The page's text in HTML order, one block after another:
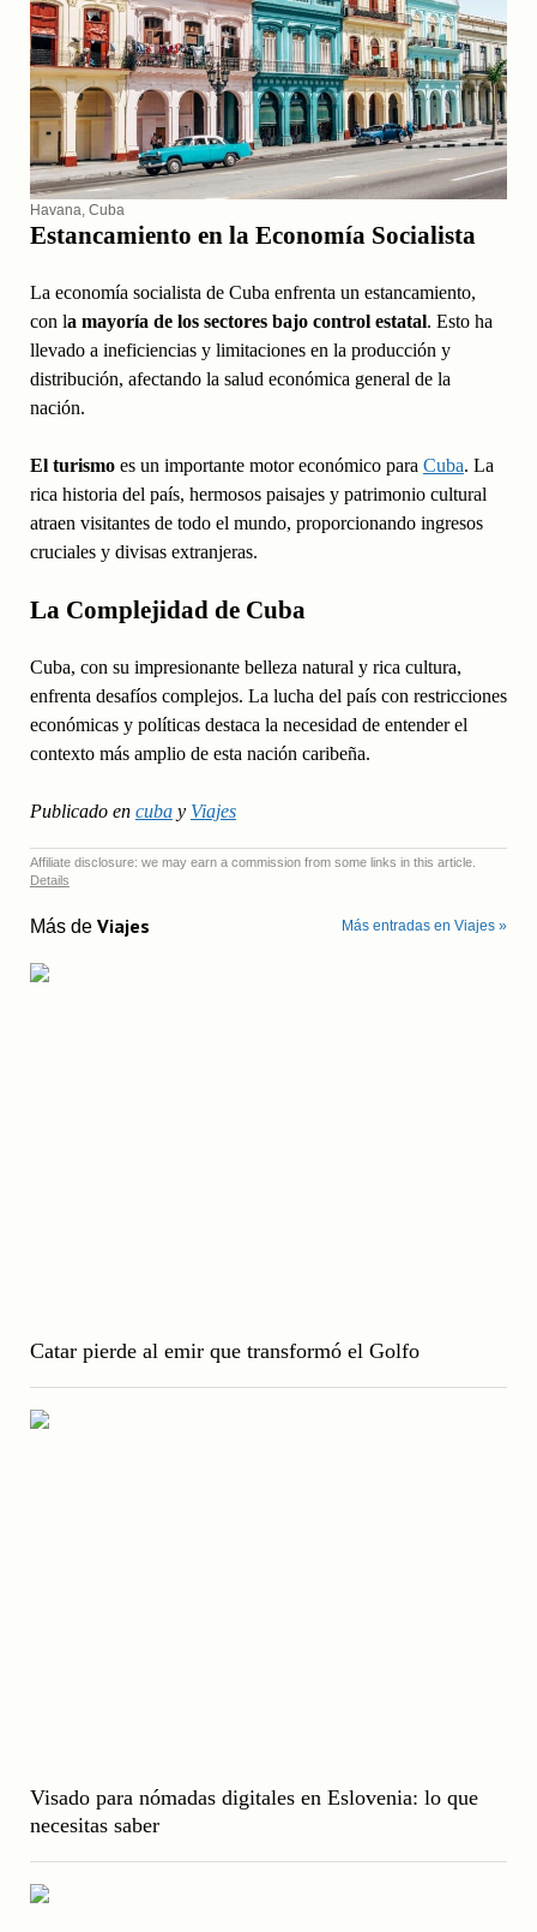
Havana, Cuba
Estancamiento en la Economía Socialista
La economía socialista de Cuba enfrenta un estancamiento,
con la mayoría de los sectores bajo control estatal. Esto ha
llevado a ineficiencias y limitaciones en la producción y
distribución, afectando la salud económica general de la
nación.
El turismoes un importante motor económico para Cuba. La
rica historia del país, hermosos paisajes y patrimonio cultural
atraen visitantes de todo el mundo, proporcionando ingresos
cruciales y divisas extranjeras.
La Complejidad de Cuba
Cuba, con su impresionante belleza natural y rica cultura,
enfrenta desafíos complejos. La lucha del país con restricciones
económicas y políticas destaca la necesidad de entender el
contexto más amplio de esta nación caribeña.
Publicado en cubay Viajes
Affiliate disclosure: we may earn a commission from some links in this article.
Details
Más de Viajes Más entradas en Viajes »
Catar pierde al emir que transformó el Golfo
Visado para nómadas digitales en Eslovenia: lo que
necesitas saber